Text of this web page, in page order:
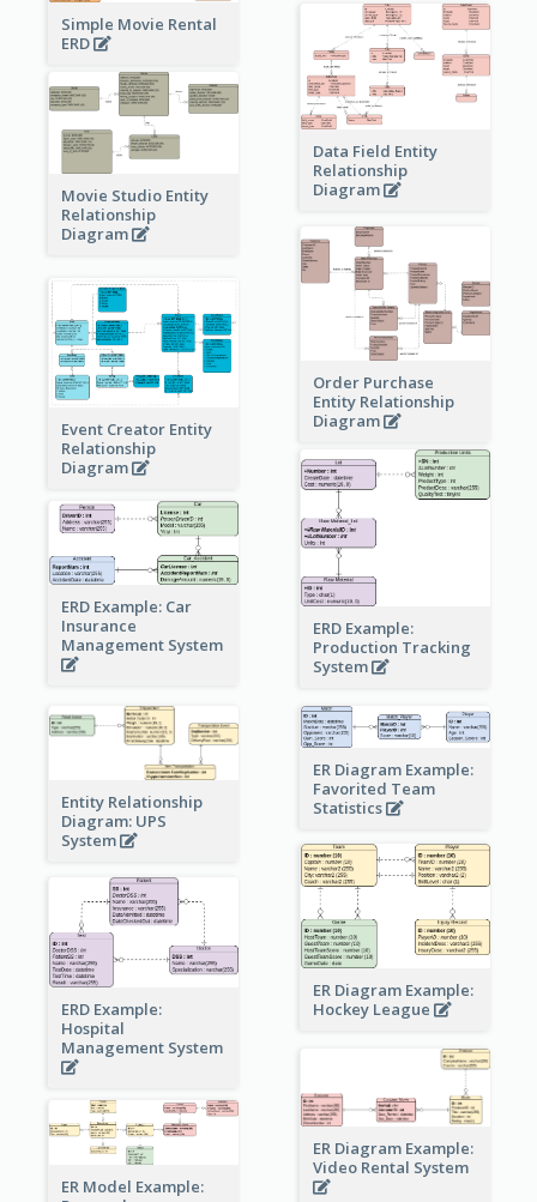
Simple Movie Rental
ERD
Data Field Entity
Relationship
Diagram
Movie Studio Entity
Relationship
Diagram
Order Purchase
Entity Relationship
Diagram
Event Creator Entity
Relationship
Diagram
ERD Example:
Production Tracking
System
ERD Example: Car
Insurance
Management System
Entity Relationship
Diagram: UPS
System
ER Diagram Example:
Favorited Team
Statistics
ER Diagram Example:
Hockey League
ERD Example:
Hospital
Management System
ER Diagram Example:
Video Rental System
ER Model Example: